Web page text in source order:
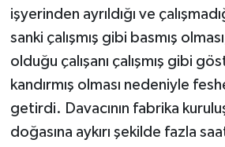
işyerinden ayrıldığı ve
sanki çalışmış gibi basmış
olduğu çalışanı çalışmış gibi
kandırmış olması nedeniyle
getirdi. Davacının fabrika
doğasına aykırı şekilde fazla